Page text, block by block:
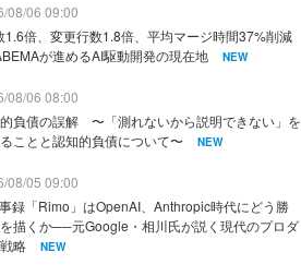
08/06 09:00
1.6倍、変更行数1.8倍、平均マージ時間37%削減
が進めるAI駆動開発の現在地
NEW
08/06 08:00
負債の誤解 〜「測れないから説明できない」を
ことと認知的負債について〜
NEW
08/05 09:00
録「Rimo」はOpenAI、Anthropic時代にどう勝
描くか──元Google・相川氏が説く現代のプロダ
略
NEW